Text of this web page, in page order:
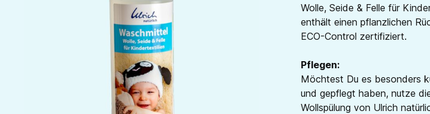
Wolle, Seide & Felle für
enthält einen pflanzlichen
ECO-Control zertifiziert.
Pflegen:
Möchtest Du es besonders
und gepflegt haben, nutze
Wollspülung von Ulrich